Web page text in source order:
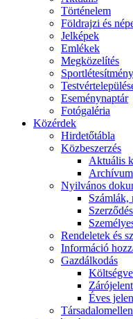
Történelem
Földrajzi és
Jelképek
Emlékek
Megközelítés
Eseménynaptár
Fotógaléria
Közérdek
Hirdetőtábla
Közbeszerzés
Aktuális
Archívum
Nyilvános
Számlák,
Rendeletek és
Információ
Gazdálkodás
Éves